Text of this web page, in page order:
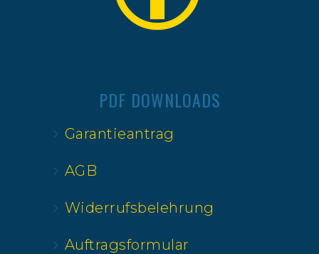
PDF DOWNLOADS
Garantieantrag
AGB
Widerrufsbelehrung
Auftragsformular